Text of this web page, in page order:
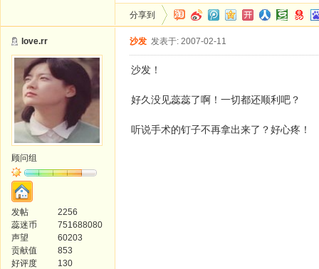
分享到
love.rr
顾问组
发帖
2256
蕊迷币
751688080
声望
60203
贡献值
853
好评度
130
沙发 发表于: 2007-02-11
沙发！
好久没见蕊蕊了啊！一切都还顺利吧？
听说手术的钉子不再拿出来了？好心疼！